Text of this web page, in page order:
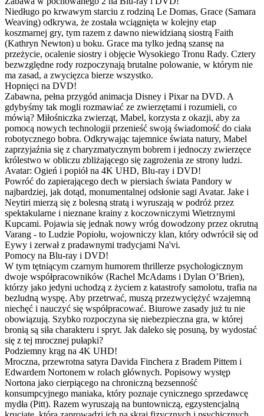
Niedługo po krwawym starciu z rodziną Le Domas, Grace (Samara
Weaving) odkrywa, że została wciągnięta w kolejny etap
koszmarnej gry, tym razem z dawno niewidzianą siostrą Faith
(Kathryn Newton) u boku. Grace ma tylko jedną szansę na
przeżycie, ocalenie siostry i objęcie Wysokiego Tronu Rady. Cztery
bezwzględne rody rozpoczynają brutalne polowanie, w którym nie
ma zasad, a zwycięzca bierze wszystko.
Hopnięci na DVD!
Zabawna, pełna przygód animacja Disney i Pixar na DVD. A
gdybyśmy tak mogli rozmawiać ze zwierzętami i rozumieli, co
mówią? Miłośniczka zwierząt, Mabel, korzysta z okazji, aby za
pomocą nowych technologii przenieść swoją świadomość do ciała
robotycznego bobra. Odkrywając tajemnice świata natury, Mabel
zaprzyjaźnia się z charyzmatycznym bobrem i jednoczy zwierzęce
królestwo w obliczu zbliżającego się zagrożenia ze strony ludzi.
Avatar: Ogień i popiół na 4K UHD, Blu-ray i DVD!
Powróć do zapierającego dech w piersiach świata Pandory w
najbardziej, jak dotąd, monumentalnej odsłonie sagi Avatar. Jake i
Neytiri mierzą się z bolesną stratą i wyruszają w podróż przez
spektakularne i nieznane krainy z koczowniczymi Wietrznymi
Kupcami. Pojawia się jednak nowy wróg dowodzony przez okrutną
Varang - to Ludzie Popiołu, wojowniczy klan, który odwrócił się od
Eywy i zerwał z pradawnymi tradycjami Na'vi.
Pomocy na Blu-ray i DVD!
W tym tętniącym czarnym humorem thrillerze psychologicznym
dwoje współpracowników (Rachel McAdams i Dylan O’Brien),
którzy jako jedyni uchodzą z życiem z katastrofy samolotu, trafia na
bezludną wyspę. Aby przetrwać, muszą przezwyciężyć wzajemną
niechęć i nauczyć się współpracować. Biurowe zasady już tu nie
obowiązują. Szybko rozpoczyna się niebezpieczna gra, w której
bronią są siła charakteru i spryt. Jak daleko się posuną, by wydostać
się z tej mrocznej pułapki?
Podziemny krąg na 4K UHD!
Mroczna, przewrotna satyra Davida Finchera z Bradem Pittem i
Edwardem Nortonem w rolach głównych. Popisowy występ
Nortona jako cierpiącego na chroniczną bezsenność
konsumpcyjnego maniaka, który poznaje cynicznego sprzedawcę
mydła (Pitt). Razem wyruszają na buntowniczą, egzystencjalną